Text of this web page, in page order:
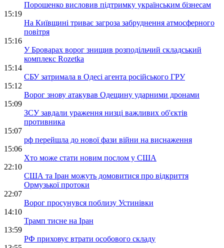
Порошенко висловив підтримку українським бізнесам
15:19
На Київщині триває загроза забруднення атмосферного
повітря
15:16
У Броварах ворог знищив розподільчий складський
комплекс Rozetka
15:14
СБУ затримала в Одесі агента російського ГРУ
15:12
Ворог знову атакував Одещину ударними дронами
15:09
ЗСУ завдали ураження низці важливих об'єктів
противника
15:07
рф перейшла до нової фази війни на виснаження
15:06
Хто може стати новим послом у США
22:10
США та Іран можуть домовитися про відкриття
Ормузької протоки
22:07
Ворог просунувся поблизу Устинівки
14:10
Трамп тисне на Іран
13:59
РФ приховує втрати особового складу